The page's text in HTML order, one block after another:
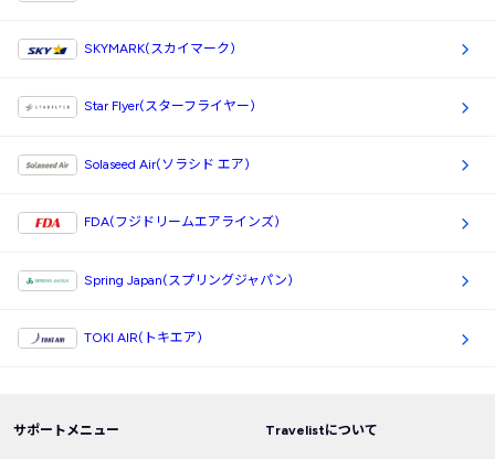
SKYMARK(スカイマーク)
Star Flyer(スターフライヤー)
Solaseed Air(ソラシド エア)
FDA(フジドリームエアラインズ)
Spring Japan(スプリングジャパン)
TOKI AIR(トキエア)
サポートメニュー Travelistについて